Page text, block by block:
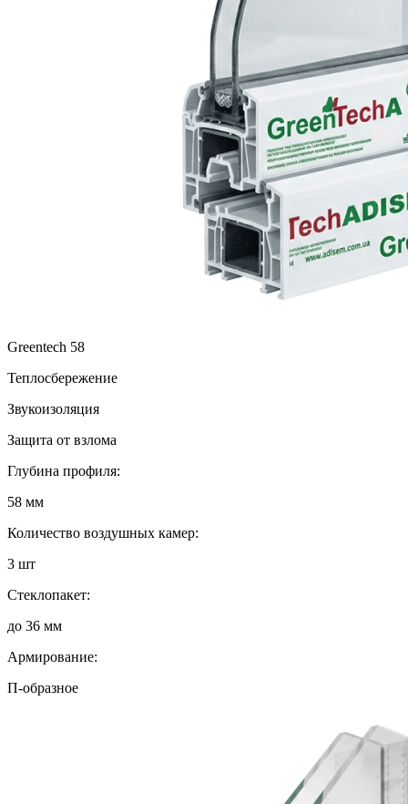
Greentech 58
Теплосбережение
Звукоизоляция
Защита от взлома
Глубина профиля:
58 мм
Количество воздушных камер:
3 шт
Стеклопакет:
до 36 мм
Армирование:
П-образное